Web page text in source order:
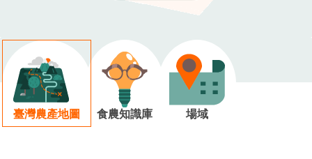
臺灣農產地圖 食農知識庫 場域